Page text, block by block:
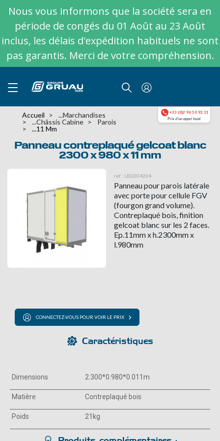
Nous vous informons que la société sera en
période de congés du 01 Août au 23 Août
inclus, les délais d'expédition habituels ne sont
pas garantis. Merci de votre compréhension.
+33 (0)2 96 50 92 31
Prix d'un appel local.
Accueil
...marchandises
...Châssis Cabine
Parois
...11 Mm
Panneau contreplaqué gelcoat blanc
2300 x 980 x 11 mm
ref : LBD204204
Panneau pour parois latérale
avec porte pour cellule FGV
(fourgon grand volume).
Contreplaqué bois, finition
gelcoat blanc sur les 2 faces.
Ep.11mm x h.2300mm x
l.980mm
CONNECTEZ-VOUS POUR VOIR LE PRIX
Caractéristiques
Dimensions 2.300*0.980*0.011m
Matière Contreplaqué bois
Poids 21kg